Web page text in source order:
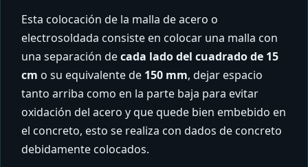
Esta colocación de la malla de acero o
electrosoldada consiste en colocar una malla con
una separación decada lado del cuadrado de 15
cm o su equivalente de 150 mm, dejar espacio
tanto arriba como en la parte baja para evitar
oxidación del acero y que quede bien embebido en
el concreto, esto se realiza con dados de concreto
debidamente colocados.